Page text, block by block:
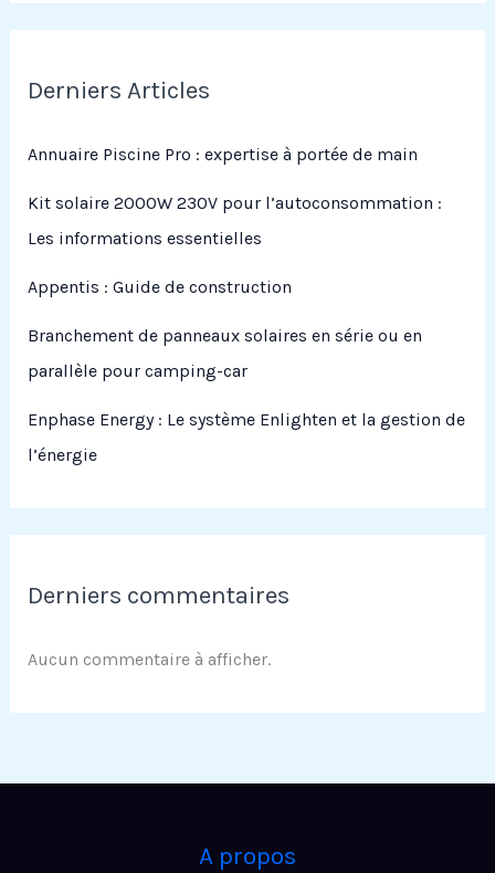
Derniers Articles
Annuaire Piscine Pro : expertise à portée de main
Kit solaire 2000W 230V pour l’autoconsommation :
Les informations essentielles
Appentis : Guide de construction
Branchement de panneaux solaires en série ou en
parallèle pour camping-car
Enphase Energy : Le système Enlighten et la gestion de
l’énergie
Derniers commentaires
Aucun commentaire à afficher.
A propos